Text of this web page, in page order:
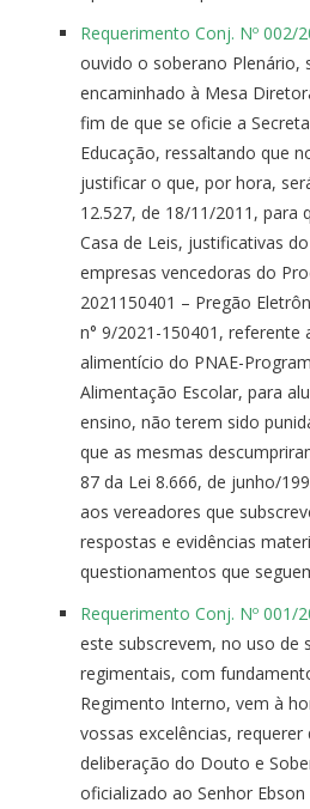
Requerimento Conj. Nº 002/
ouvido o soberano Plenário,
encaminhado à Mesa
fim de que se oficie a
Educação, ressaltando que
justificar o que, por hora,
12.527, de 18/11/2011, para
Casa de Leis, justificativas
empresas vencedoras do
2021150401 – Pregão
n° 9/2021-150401, referente
alimentício do PNAE-
Alimentação Escolar, para
ensino, não terem sido
que as mesmas
87 da Lei 8.666, de junho/
aos vereadores que
respostas e evidências
questionamentos que
Requerimento Conj. Nº 001/
este subscrevem, no uso de
regimentais, com
Regimento Interno, vem à
vossas excelências,
deliberação do Douto e
oficializado ao Senhor